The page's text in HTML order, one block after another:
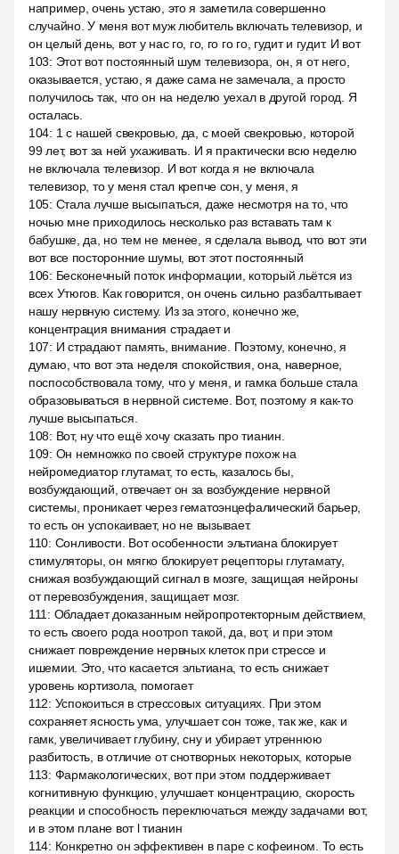
например, очень устаю, это я заметила совершенно
случайно. У меня вот муж любитель включать телевизор, и
он целый день, вот у нас го, го, го го го, гудит и гудит. И вот
103: Этот вот постоянный шум телевизора, он, я от него,
оказывается, устаю, я даже сама не замечала, а просто
получилось так, что он на неделю уехал в другой город. Я
осталась.
104: 1 с нашей свекровью, да, с моей свекровью, которой
99 лет, вот за ней ухаживать. И я практически всю неделю
не включала телевизор. И вот когда я не включала
телевизор, то у меня стал крепче сон, у меня, я
105: Стала лучше высыпаться, даже несмотря на то, что
ночью мне приходилось несколько раз вставать там к
бабушке, да, но тем не менее, я сделала вывод, что вот эти
вот все посторонние шумы, вот этот постоянный
106: Бесконечный поток информации, который льётся из
всех Утюгов. Как говорится, он очень сильно разбалтывает
нашу нервную систему. Из за этого, конечно же,
концентрация внимания страдает и
107: И страдают память, внимание. Поэтому, конечно, я
думаю, что вот эта неделя спокойствия, она, наверное,
поспособствовала тому, что у меня, и гамка больше стала
образовываться в нервной системе. Вот, поэтому я как-то
лучше высыпаться.
108: Вот, ну что ещё хочу сказать про тианин.
109: Он немножко по своей структуре похож на
нейромедиатор глутамат, то есть, казалось бы,
возбуждающий, отвечает он за возбуждение нервной
системы, проникает через гематоэнцефалический барьер,
то есть он успокаивает, но не вызывает.
110: Сонливости. Вот особенности эльтиана блокирует
стимуляторы, он мягко блокирует рецепторы глутамату,
снижая возбуждающий сигнал в мозге, защищая нейроны
от перевозбуждения, защищает мозг.
111 : Обладает доказанным нейропротекторным действием,
то есть своего рода ноотроп такой, да, вот, и при этом
снижает повреждение нервных клеток при стрессе и
ишемии. Это, что касается эльтиана, то есть снижает
уровень кортизола, помогает
112: Успокоиться в стрессовых ситуациях. При этом
сохраняет ясность ума, улучшает сон тоже, так же, как и
гамк, увеличивает глубину, сну и убирает утреннюю
разбитость, в отличие от снотворных некоторых, которые
113: Фармакологических, вот при этом поддерживает
когнитивную функцию, улучшает концентрацию, скорость
реакции и способность переключаться между задачами вот,
и в этом плане вот l тианин
114: Конкретно он эффективен в паре с кофеином. То есть